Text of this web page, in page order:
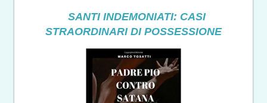
SANTI INDEMONIATI: CASI
STRAORDINARI DI POSSESSIONE